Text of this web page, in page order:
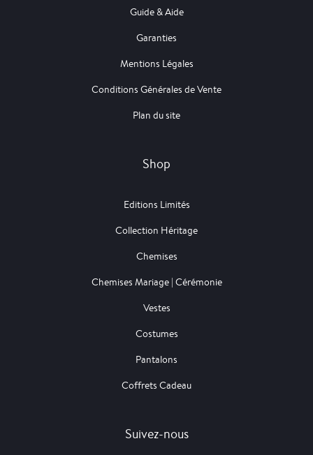
Guide & Aide
Garanties
Mentions Légales
Conditions Générales de Vente
Plan du site
Shop
Editions Limités
Collection Héritage
Chemises
Chemises Mariage | Cérémonie
Vestes
Costumes
Pantalons
Coffrets Cadeau
Suivez-nous